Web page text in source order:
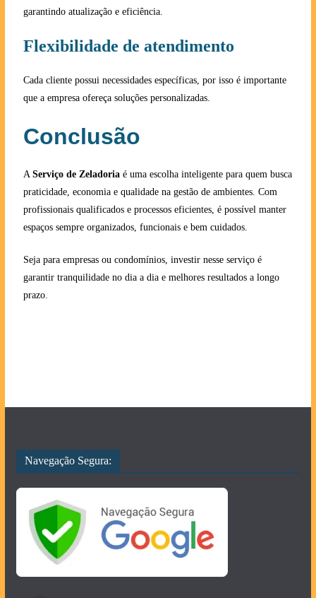
garantindo atualização e eficiência.
Flexibilidade de atendimento
Cada cliente possui necessidades específicas, por isso é importante
que a empresa ofereça soluções personalizadas.
Conclusão
A Serviço de Zeladoriaé uma escolha inteligente para quem busca
praticidade, economia e qualidade na gestão de ambientes. Com
profissionais qualificados e processos eficientes, é possível manter
espaços sempre organizados, funcionais e bem cuidados.
Seja para empresas ou condomínios, investir nesse serviço é
garantir tranquilidade no dia a dia e melhores resultados a longo
prazo.
Navegação Segura: